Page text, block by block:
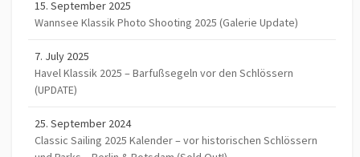
15. September 2025
Wannsee Klassik Photo Shooting 2025 (Galerie Update)
7. July 2025
Havel Klassik 2025 – Barfußsegeln vor den Schlössern
(UPDATE)
25. September 2024
Classic Sailing 2025 Kalender – vor historischen Schlössern